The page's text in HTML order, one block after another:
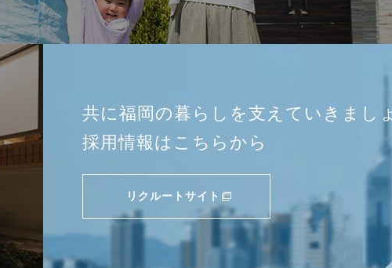
共に福岡の暮らしを支えていきまし
採用情報はこちらから
リクルートサイト